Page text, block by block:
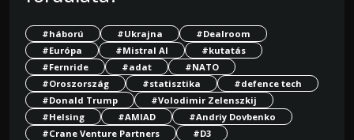
#háború #Ukrajna
#Dealroom
#Európa
#Mistral AI
#kutatás
#Fernride
#adat
#NATO
#Oroszország
#statisztika
#defence tech
#Donald Trump
#Volodimir Zelenszkij
#Helsing
#AMIAD
#Andriy Dovbenko
#Crane Venture Partners
#D3